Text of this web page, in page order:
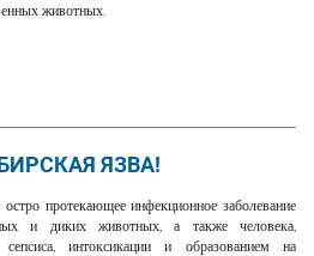
животных.
ЯЗВА!
протекающее инфекционное заболевание
и диких животных, а также человека,
сепсиса, интоксикации и образованием на